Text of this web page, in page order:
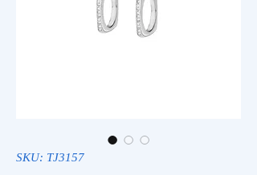
SKU: TJ3157